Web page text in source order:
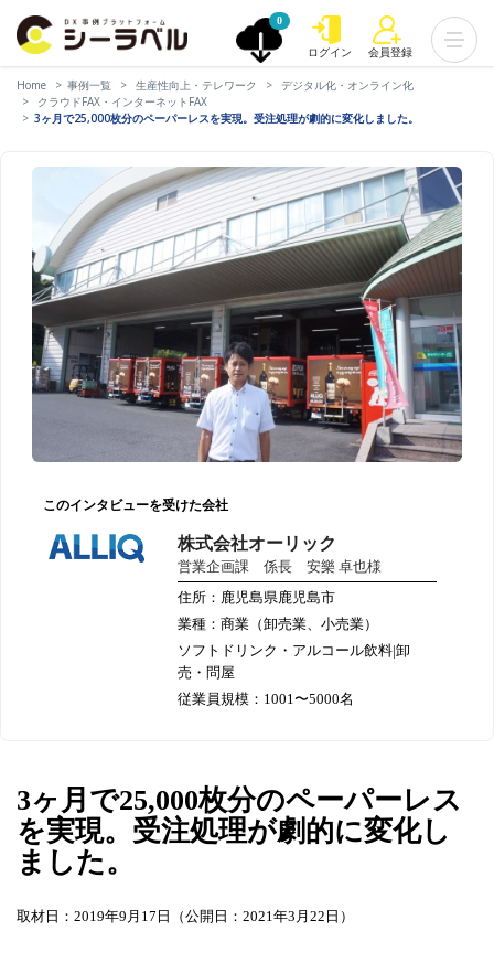
0
ログイン 会員登録
Home 事例一覧 生産性向上・テレワーク
デジタル化・オンライン化
クラウドFAX・インターネットFAX
3ヶ月で25,000枚分のペーパーレスを実現。受注処理が劇的に変化しました。
このインタビューを受けた会社
株式会社オーリック
営業企画課 係長 安樂 卓也様
住所：鹿児島県鹿児島市
業種：商業（卸売業、小売業）
ソフトドリンク・アルコール飲料|卸
売・問屋
従業員規模：1001〜5000名
3ヶ月で25,000枚分のペーパーレス
を実現。受注処理が劇的に変化し
ました。
取材日：2019年9月17日（公開日：2021年3月22日）